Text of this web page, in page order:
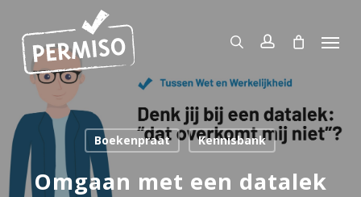
main
content
search account Menu
Boekenpraat Kennisbank
Omgaan met een datalek